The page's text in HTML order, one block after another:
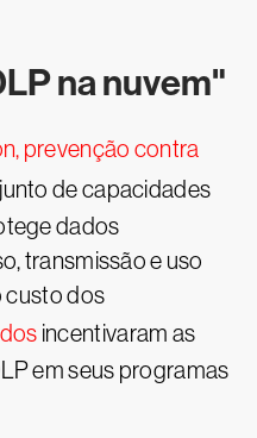
na nuvem"
prevenção contra
de capacidades
dados
transmissão e uso
custo dos
incentivaram as
em seus programas